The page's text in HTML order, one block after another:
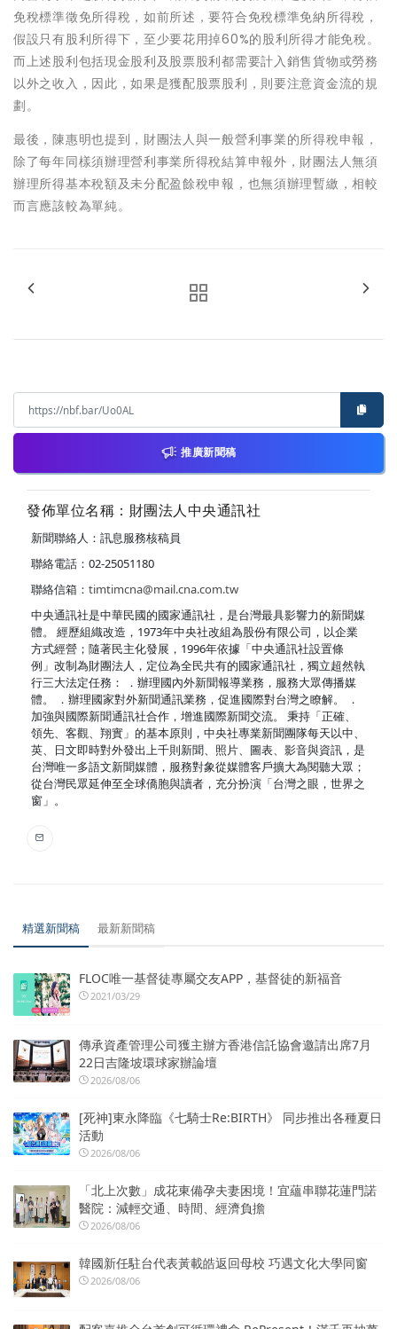
免稅標準徵免所得稅，如前所述，要符合免稅標準免納所得稅，
假設只有股利所得下，至少要花用掉60%的股利所得才能免稅。
而上述股利包括現金股利及股票股利都需要計入銷售貨物或勞務
以外之收入，因此，如果是獲配股票股利，則要注意資金流的規
劃。
最後，陳惠明也提到，財團法人與一般營利事業的所得稅申報，
除了每年同樣須辦理營利事業所得稅結算申報外，財團法人無須
辦理所得基本稅額及未分配盈餘稅申報，也無須辦理暫繳，相較
而言應該較為單純。
推廣新聞稿
發佈單位名稱：財團法人中央通訊社
新聞聯絡人：訊息服務核稿員
聯絡電話：02-25051180
聯絡信箱： timtimcna@mail.cna.com.tw
中央通訊社是中華民國的國家通訊社，是台灣最具影響力的新聞媒
體。 經歷組織改造，1973年中央社改組為股份有限公司，以企業
方式經營；隨著民主化發展，1996年依據「中央通訊社設置條
例」改制為財團法人，定位為全民共有的國家通訊社，獨立超然執
行三大法定任務： ．辦理國內外新聞報導業務，服務大眾傳播媒
體。 ．辦理國家對外新聞通訊業務，促進國際對台灣之瞭解。 ．
加強與國際新聞通訊社合作，增進國際新聞交流。 秉持「正確、
領先、客觀、翔實」的基本原則，中央社專業新聞團隊每天以中、
英、日文即時對外發出上千則新聞、照片、圖表、影音與資訊，是
台灣唯一多語文新聞媒體，服務對象從媒體客戶擴大為閱聽大眾；
從台灣民眾延伸至全球僑胞與讀者，充分扮演「台灣之眼，世界之
窗」。
精選新聞稿 最新新聞稿
FLOC唯一基督徒專屬交友APP，基督徒的新福音
2021/03/29
傳承資產管理公司獲主辦方香港信託協會邀請出席7月
22日吉隆坡環球家辦論壇
2026/08/06
[死神]東永降臨《七騎士Re:BIRTH》 同步推出各種夏日
活動
2026/08/06
「北上次數」成花東備孕夫妻困境！宜蘊串聯花蓮門諾
醫院：減輕交通、時間、經濟負擔
2026/08/06
韓國新任駐台代表黃載皓返回母校 巧遇文化大學同窗
2026/08/06